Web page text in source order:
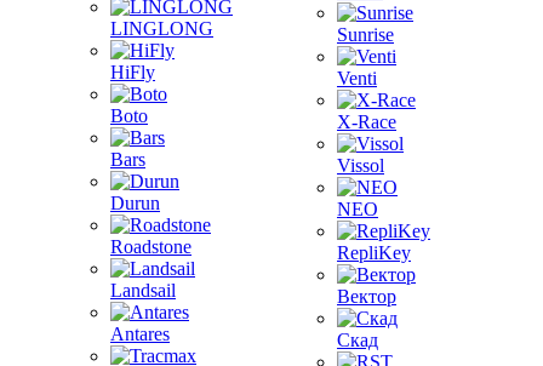
LINGLONG
HiFly
Boto
Bars
Durun
Roadstone
Landsail
Antares
Sunrise
Venti
X-Race
Vissol
NEO
RepliKey
Вектор
Скад